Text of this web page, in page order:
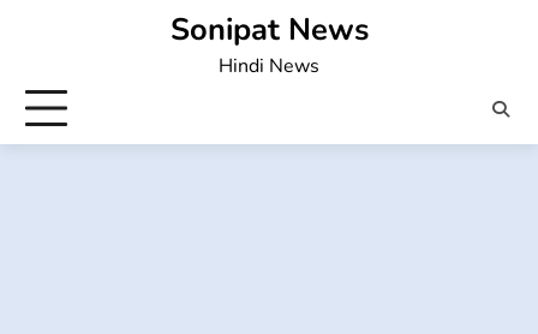
Sonipat News
Hindi News